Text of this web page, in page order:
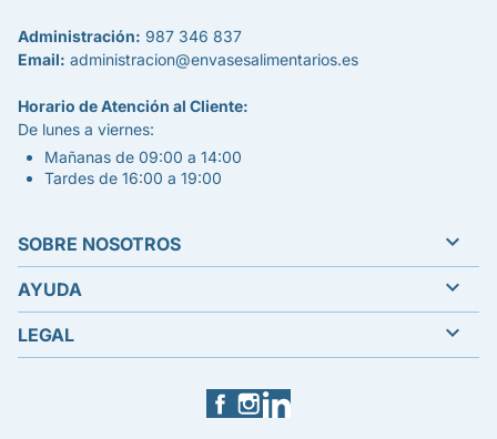
Facebook
Administración: 987 346 837
Email: administracion@envasesalimentarios.es
Horario de Atención al Cliente:
De lunes a viernes:
Mañanas de 09:00 a 14:00
Tardes de 16:00 a 19:00
SOBRE NOSOTROS 
AYUDA 
LEGAL 